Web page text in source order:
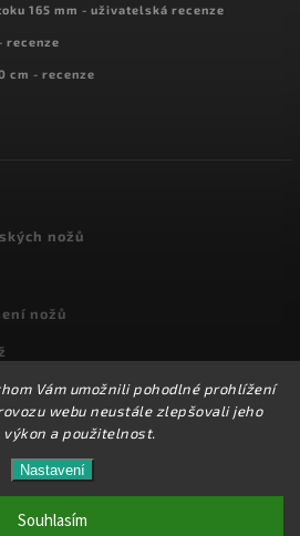
Vám umožnili pohodlné prohlížení
webu neustále zlepšovali jeho
výkon a použitelnost.
Nastavení
Souhlasím
příslušenství máme skladem
od 72,-Kč!
165 mm - uživatelská recenze
recenze
cm - recenze
nožů
nožů
nože. Všechna práva vyhrazena.